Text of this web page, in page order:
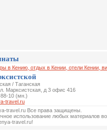
в Кению, отдых в Кении, отели Кении,
/ Таганская
Марксистская, д 3 офис 416
10 (мн.)
travel.ru
travel.ru Все права защищены.
использование любых материалов
travel.ru!